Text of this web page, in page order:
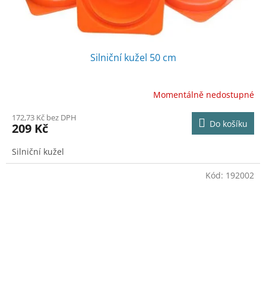
Silniční kužel 50 cm
Momentálně nedostupné
172,73 Kč bez DPH
209 Kč Do košíku
Silniční kužel
Kód: 192002